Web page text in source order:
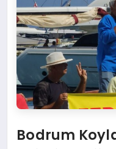
Bodrum